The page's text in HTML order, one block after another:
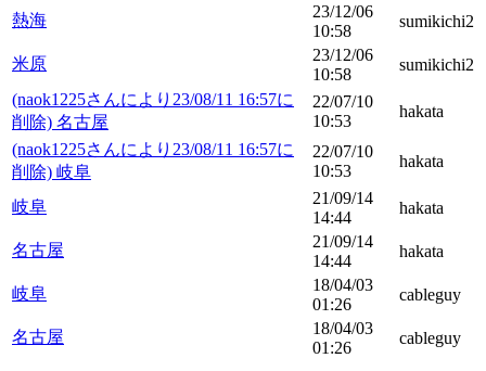
熱海
23/12/06
10:58
sumikichi2
米原
23/12/06
10:58
sumikichi2
(naok1225さんにより23/08/11 16:57に
削除) 名古屋
22/07/10
10:53
hakata
(naok1225さんにより23/08/11 16:57に
削除) 岐阜
22/07/10
10:53
hakata
岐阜
21/09/14
14:44
hakata
名古屋
21/09/14
14:44
hakata
岐阜
18/04/03
01:26
cableguy
名古屋
18/04/03
01:26
cableguy